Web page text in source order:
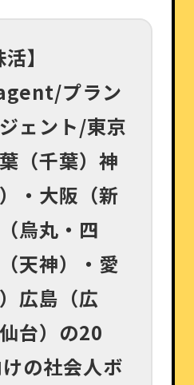
】
プラン
ェント/東京
（千葉）神
・大阪（新
烏丸・四
天神）・愛
広島（広
台）の20
の社会人ボ